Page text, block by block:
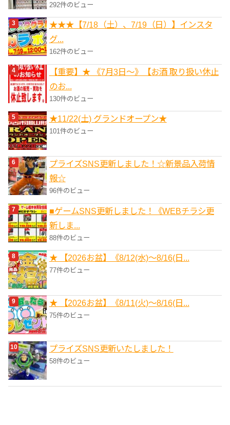
292件のビュー
★★★【7/18（土）、7/19（日）】インスタ
グ...
162件のビュー
【重要】★ 《7月3日～》【お酒 取り扱い休止
のお...
130件のビュー
★11/22(土) グランドオープン★
101件のビュー
プライズSNS更新しました！☆新景品入荷情
報☆
96件のビュー
■ゲームSNS更新しました！《WEBチラシ更
新しま...
88件のビュー
★ 【2026お盆】《8/12(水)～8/16(日...
77件のビュー
★ 【2026お盆】《8/11(火)～8/16(日...
75件のビュー
プライズSNS更新いたしました！
58件のビュー